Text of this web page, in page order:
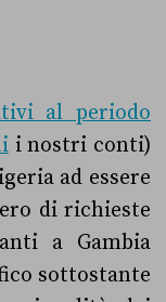
al periodo
i nostri conti)
ad essere
di richieste
a Gambia
sottostante